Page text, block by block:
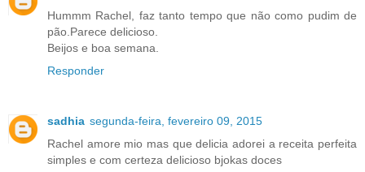
Hummm Rachel, faz tanto tempo que não como pudim de
pão.Parece delicioso.
Beijos e boa semana.
Responder
sadhia segunda-feira, fevereiro 09, 2015
Rachel amore mio mas que delicia adorei a receita perfeita
simples e com certeza delicioso bjokas doces